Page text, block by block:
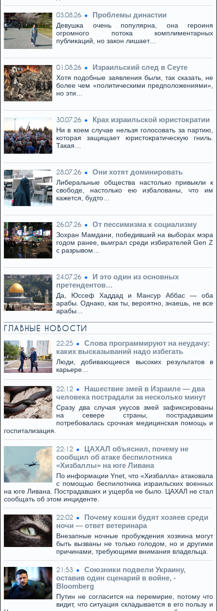
03.08.26 Проблемы династии
Девушка очень популярна, она героиня
огромного потока комплиментарных
публикаций, но закон лишает…
01.08.26 Израильский след в Сеуте
Хотя подобные заявления были, так сказать, не
более чем «политическими предположениями»,
но эти…
30.07.26 Крах израильской юристократии
Ни в коем случае нельзя голосовать за партию,
которая защищает юристократическую гниль.
Такая…
28.07.26 Они хотят доминировать
Либеральные общества настолько привыкли к
свободе, настолько ею избалованы, что им
кажется, будто…
26.07.26 От пессимизма к социализму
Зохран Мамдани, победивший на выборах мэра
годом ранее, выиграл среди избирателей Gen Z
с разрывом…
24.07.26
И это один из основных
претендентов…
Да, Юссеф Хаддад и Мансур Аббас — оба
арабы. Однако, как ты, вероятно, знаешь, не все
арабы…
ГЛАВНЫЕ НОВОСТИ
22:25
Слова программируют на неудачу:
каких высказываний надо избегать
Люди, добивающиеся высоких результатов в
карьере…
22:12
Нашествие змей в Израиле — два
человека пострадали за несколько минут
Сразу два случая укусов змей зафиксированы
на севере страны, пострадавшим
потребовалась срочная медицинская помощь и
госпитализация.
22:12
ЦАХАЛ объяснил, почему не
сообщил об атаке беспилотника
«Хизбаллы» на юге Ливана
По информации Ynet, что «Хизбалла» атаковала
с помощью беспилотника израильских военных
на юге Ливана. Пострадавших и ущерба не было. ЦАХАЛ не стал
сообщать об этом инциденте.
22:02
Почему кошки будят хозяев среди
ночи — ответ ветеринара
Внезапные ночные пробуждения хозяина могут
быть вызваны не только голодом, но и другими
причинами, требующими внимания владельца.
21:53
Союзники подвели Украину,
оставив один сценарий в войне, -
Bloomberg
Путин не согласится на перемирие, потому что
видит, что ситуация складывается в его пользу и